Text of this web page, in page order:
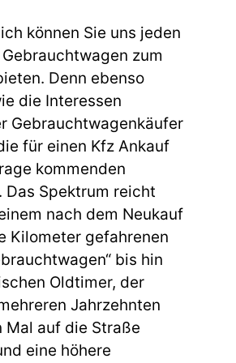
können Sie uns jeden
zum
Denn ebenso
die Interessen
Gebrauchtwagenkäufer
für einen Kfz Ankauf
kommenden
Das Spektrum reicht
nach dem Neukauf
Kilometer gefahrenen
bis hin
Oldtimer, der
Jahrzehnten
Mal auf die Straße
eine höhere